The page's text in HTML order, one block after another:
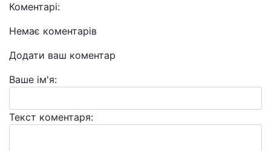
Коментарі:
Немає коментарів
Додати ваш коментар
Ваше ім'я:
Текст коментаря: